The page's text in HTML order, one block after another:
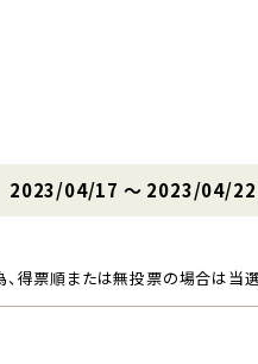
2023/04/17 〜 2023/04/22
得票順または無投票の場合は当